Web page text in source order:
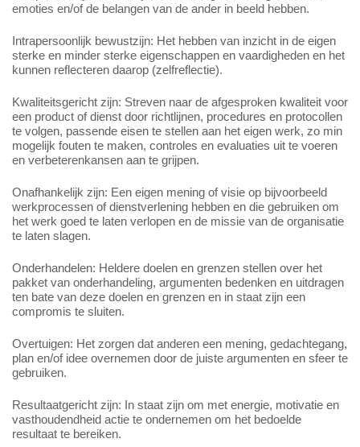
emoties en/of de belangen van de ander in beeld hebben.
Intrapersoonlijk bewustzijn: Het hebben van inzicht in de eigen
sterke en minder sterke eigenschappen en vaardigheden en het
kunnen reflecteren daarop (zelfreflectie).
Kwaliteitsgericht zijn: Streven naar de afgesproken kwaliteit voor
een product of dienst door richtlijnen, procedures en protocollen
te volgen, passende eisen te stellen aan het eigen werk, zo min
mogelijk fouten te maken, controles en evaluaties uit te voeren
en verbeterenkansen aan te grijpen.
Onafhankelijk zijn: Een eigen mening of visie op bijvoorbeeld
werkprocessen of dienstverlening hebben en die gebruiken om
het werk goed te laten verlopen en de missie van de organisatie
te laten slagen.
Onderhandelen: Heldere doelen en grenzen stellen over het
pakket van onderhandeling, argumenten bedenken en uitdragen
ten bate van deze doelen en grenzen en in staat zijn een
compromis te sluiten.
Overtuigen: Het zorgen dat anderen een mening, gedachtegang,
plan en/of idee overnemen door de juiste argumenten en sfeer te
gebruiken.
Resultaatgericht zijn: In staat zijn om met energie, motivatie en
vasthoudendheid actie te ondernemen om het bedoelde
resultaat te bereiken.